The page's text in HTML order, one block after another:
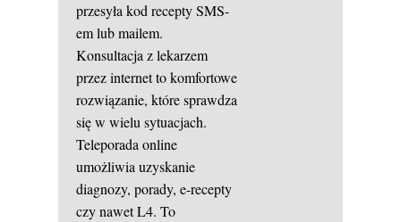
przesyła kod recepty SMS-
em lub mailem.
Konsultacja z lekarzem
przez internet to komfortowe
rozwiązanie, które sprawdza
się w wielu sytuacjach.
Teleporada online
umożliwia uzyskanie
diagnozy, porady, e-recepty
czy nawet L4. To